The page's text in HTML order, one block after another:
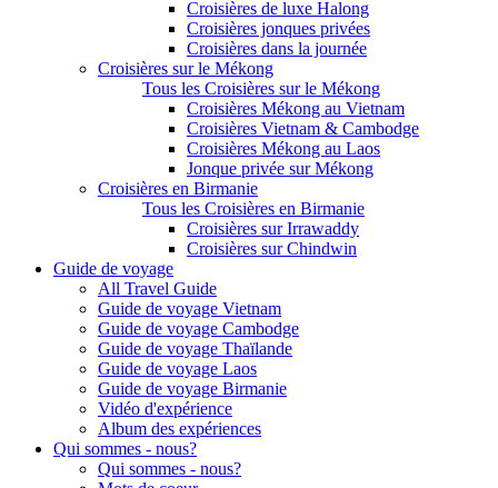
Croisières de luxe Halong
Croisières jonques privées
Croisières dans la journée
Croisières sur le Mékong
Tous les Croisières sur le Mékong
Croisières Mékong au Vietnam
Croisières Vietnam & Cambodge
Croisières Mékong au Laos
Jonque privée sur Mékong
Croisières en Birmanie
Tous les Croisières en Birmanie
Croisières sur Irrawaddy
Croisières sur Chindwin
Guide de voyage
All Travel Guide
Guide de voyage Vietnam
Guide de voyage Cambodge
Guide de voyage Thaïlande
Guide de voyage Laos
Guide de voyage Birmanie
Vidéo d'expérience
Album des expériences
Qui sommes - nous?
Qui sommes - nous?